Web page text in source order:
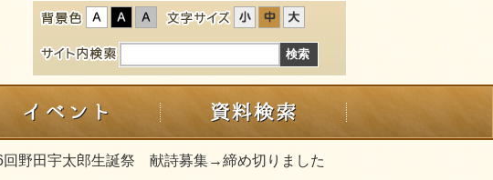
回野田宇太郎生誕祭 献詩募集→締め切りました